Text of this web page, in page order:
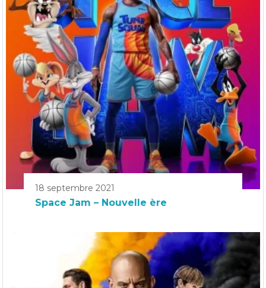
18 septembre 2021
Space Jam – Nouvelle ère